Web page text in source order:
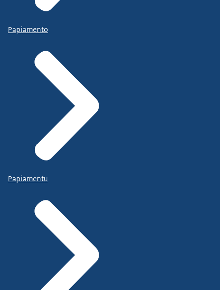
Papiamento
Papiamentu